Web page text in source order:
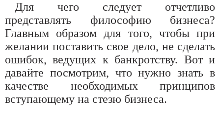
Для чего следует отчетливо
представлять философию бизнеса?
Главным образом для того, чтобы при
желании поставить свое дело, не сделать
ошибок, ведущих к банкротству. Вот и
давайте посмотрим, что нужно знать в
качестве необходимых принципов
вступающему на стезю бизнеса.